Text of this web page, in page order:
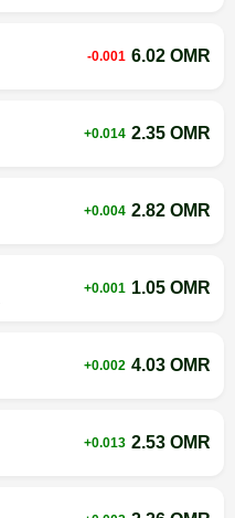
-0.001 6.02 OMR
+0.014 2.35 OMR
+0.004 2.82 OMR
+0.001 1.05 OMR
+0.002 4.03 OMR
+0.013 2.53 OMR